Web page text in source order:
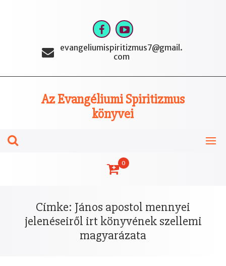
evangeliumispiritizmus7@gmail.
com
Az Evangéliumi Spiritizmus
könyvei
0
Címke: János apostol mennyei
jelenéseiről irt könyvének szellemi
magyarázata